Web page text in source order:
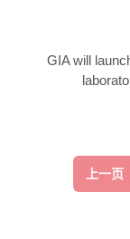
GIA will
上一页